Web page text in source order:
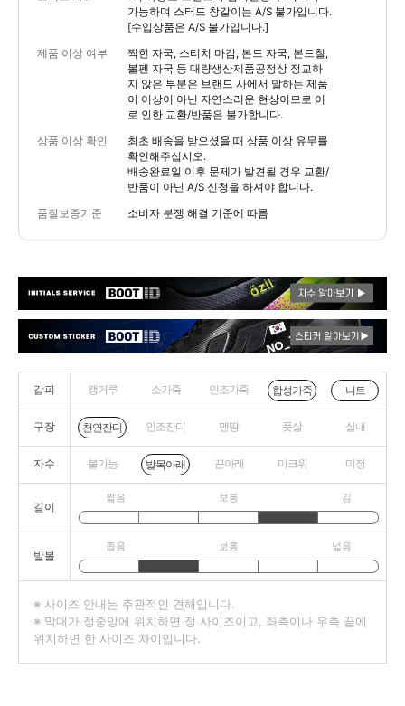
가능하며 스터드 창갈이는 A/S 불가입니다.
[수입상품은 A/S 불가입니다.]
제품 이상 여부
찍힌 자국, 스티치 마감, 본드 자국, 본드칠,
볼펜 자국 등 대량생산제품공정상 정교하
지 않은 부분은 브랜드 사에서 말하는 제품
이 이상이 아닌 자연스러운 현상이므로 이
로 인한 교환/반품은 불가합니다.
상품 이상 확인
최초 배송을 받으셨을 때 상품 이상 유무를
확인해주십시오.
배송완료일 이후 문제가 발견될 경우 교환/
반품이 아닌 A/S 신청을 하셔야 합니다.
품질보증기준 소비자 분쟁 해결 기준에 따름
갑피 캥거루 소가죽 인조가죽 합성가죽 니트
구장 천연잔디 인조잔디 맨땅 풋살 실내
자수 불가능 발목아래 끈아래 마크위 미정
길이
짧음 보통 김
발볼
좁음 보통 넓음
※ 사이즈 안내는 주관적인 견해입니다.
※ 막대가 정중앙에 위치하면 정 사이즈이고, 좌측이나 우측 끝에
위치하면 한 사이즈 차이입니다.